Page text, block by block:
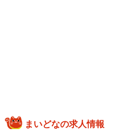
まいどなの求人情報